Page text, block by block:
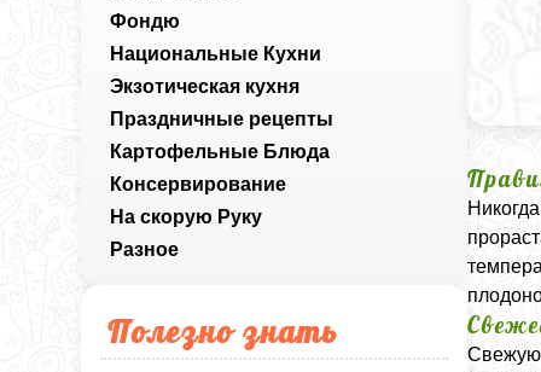
Фондю
Национальные Кухни
Экзотическая кухня
Праздничные рецепты
Картофельные Блюда
Консервирование
На скорую Руку
Разное
Полезно знать
Свежую